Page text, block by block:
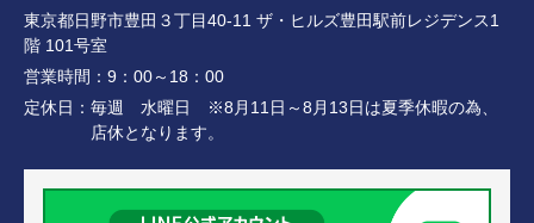
東京都日野市豊田３丁目40-11 ザ・ヒルズ豊田駅前レジデンス1
階 101号室
営業時間： 9：00～18：00
定休日： 毎週 水曜日 ※8月11日～8月13日は夏季休暇の為、
店休となります。